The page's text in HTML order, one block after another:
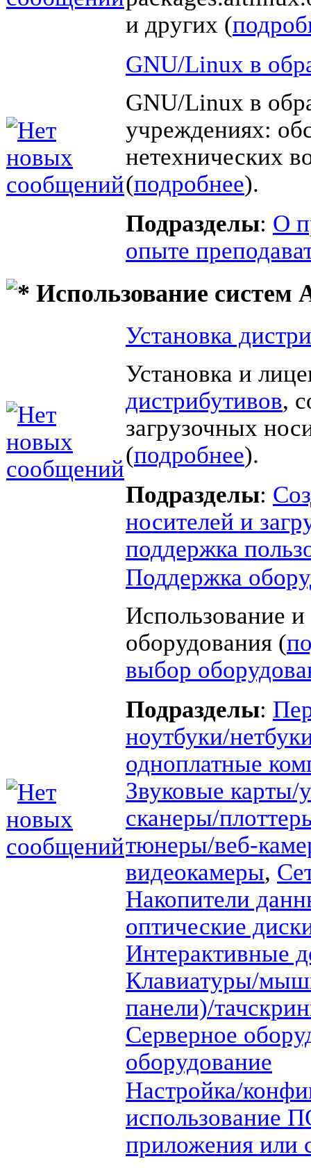
и других (
GNU/Linux в
GNU/Linux в
учреждениях:
нетехнических
(подробнее).
Подразделы: О
опыте
Использование систем
Установка
Установка и
дистрибутивов,
загрузочных
(подробнее).
Подразделы:
носителей и
поддержка
Поддержка
Использование и
оборудования (
выбор
Подразделы:
ноутбуки/
одноплатные
Звуковые карты/
сканеры/
тюнеры/веб-
видеокамеры,
Накопители
оптические
Интерактивные
Клавиатуры/
панели)/
Серверное
оборудование
Настройка/
использование
приложения или